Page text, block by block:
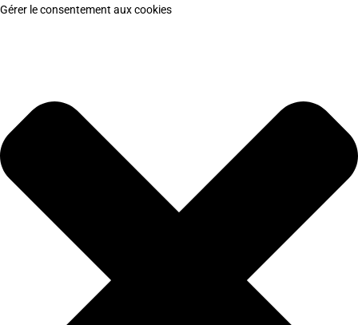
Gérer le consentement aux cookies